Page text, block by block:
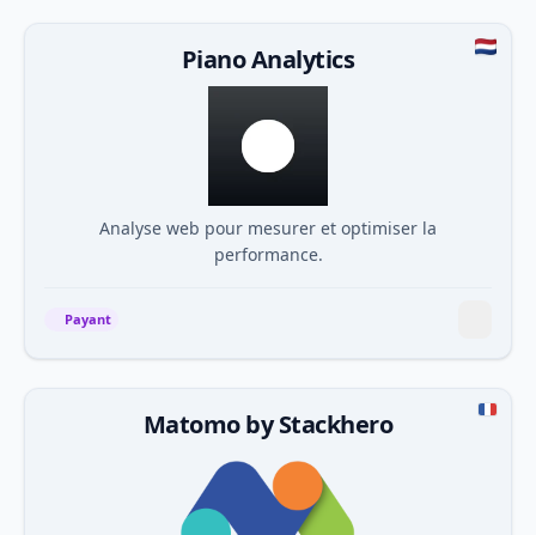
Piano Analytics
Analyse web pour mesurer et optimiser la
performance.
Payant
Matomo by Stackhero